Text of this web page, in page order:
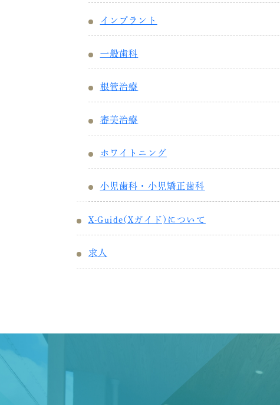
インプラント
一般歯科
根管治療
審美治療
ホワイトニング
小児歯科・小児矯正歯科
X-Guide(Xガイド)について
求人